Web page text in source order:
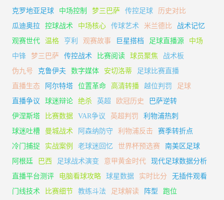
克罗地亚足球
中场控制 梦三巴萨 传控足球
历史对比
瓜迪奥拉
控球战术 中场核心 传球艺术 米兰德比
战术记忆
观赛世代
温格 亨利 观赛故事 巨星搭档 足球直播源
中场
中锋
梦三巴萨 传控战术 比赛阅读 球员聚焦
战术板
伪九号
克鲁伊夫 数字媒体 安切洛蒂
足球比赛直播
直播生态
阿尔特塔 位置革命 高清转播 越位判罚
足球
直播争议
球迷辩论 绝杀 英超 欧冠历史
巴萨逆转
伊涅斯塔
比赛数据 VAR争议 英超判罚
利物浦热刺
球迷吐槽
曼城战术 阿森纳防守 利物浦反击
赛季转折点
冷门捕捉
实战案例 老球迷回忆 世界杯预选赛
南美区足球
阿根廷
巴西 足球战术演变 意甲黄金时代
现代足球数据分析
直播平台测评
电脑看球攻略 球星数据 实时比分
无插件观看
门线技术
比赛细节 教练斗法 足球解读 阵型
跑位